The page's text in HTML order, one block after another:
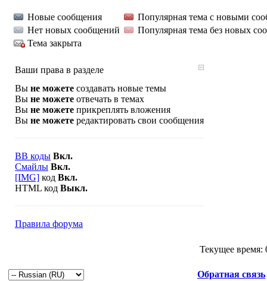
Новые сообщения
Популярная тема с новыми
Нет новых сообщений
Популярная тема без новых
Тема закрыта
Ваши права в разделе
Вы не можете создавать новые темы
Вы не можете отвечать в темах
Вы не можете прикреплять вложения
Вы не можете редактировать свои сообщения
BB коды Вкл.
Смайлы Вкл.
[IMG] код Вкл.
HTML код Выкл.
Правила форума
Текущее время:
Обратная связь